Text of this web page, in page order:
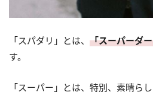
「スパダリ」とは、 「スーパーダ
す。
「スーパー」とは、特別、素晴ら